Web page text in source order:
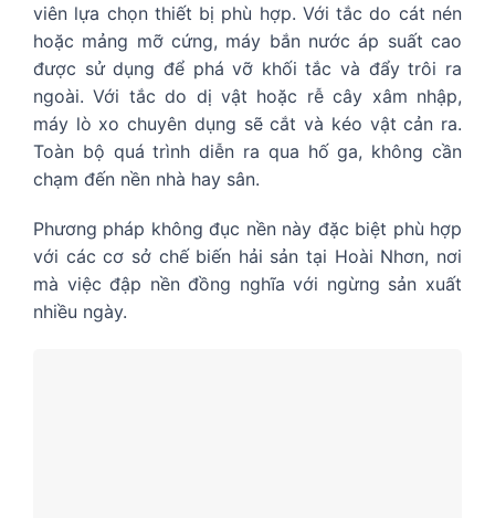
viên lựa chọn thiết bị phù hợp. Với tắc do cát nén
hoặc mảng mỡ cứng, máy bắn nước áp suất cao
được sử dụng để phá vỡ khối tắc và đẩy trôi ra
ngoài. Với tắc do dị vật hoặc rễ cây xâm nhập,
máy lò xo chuyên dụng sẽ cắt và kéo vật cản ra.
Toàn bộ quá trình diễn ra qua hố ga, không cần
chạm đến nền nhà hay sân.
Phương pháp không đục nền này đặc biệt phù hợp
với các cơ sở chế biến hải sản tại Hoài Nhơn, nơi
mà việc đập nền đồng nghĩa với ngừng sản xuất
nhiều ngày.